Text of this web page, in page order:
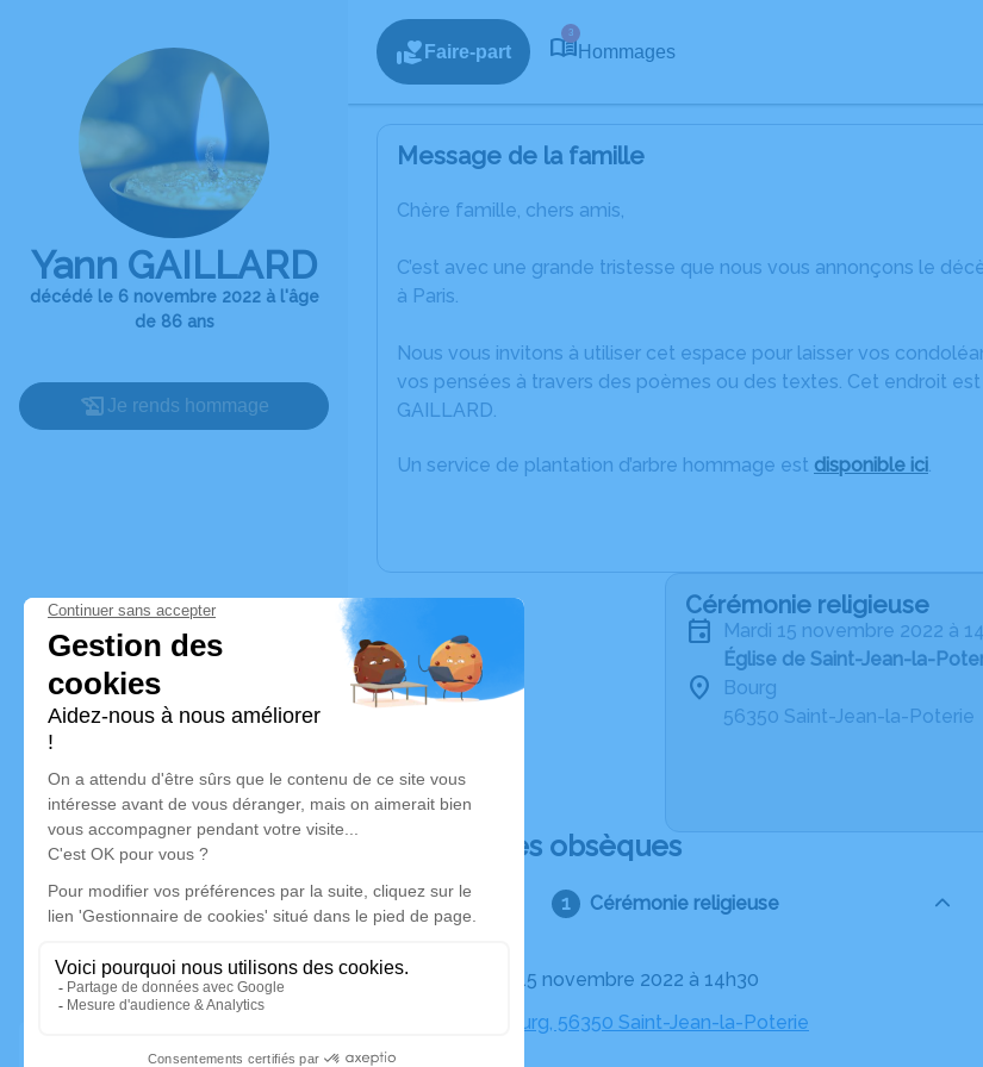
Yann GAILLARD
décédé le 6 novembre 2022 à l'âge
de 86 ans
Je rends hommage
Faire-part
3
Hommages
Message de la famille
Chère famille, chers amis,
C’est avec une grande tristesse que nous vous annonçons le
à Paris.
Nous vous invitons à utiliser cet espace pour laisser vos
vos pensées à travers des poèmes ou des textes. Cet endroit
GAILLARD.
Un service de plantation d’arbre hommage est disponible ici.
Cérémonie religieuse
mardi 15 novembre 2022 à
Église de Saint-Jean-la-
Bourg
56350 Saint-Jean-la-Poterie
Déroulé des obsèques
Cérémonie religieuse
Le mardi 15 novembre 2022 à 14h30
Église, Bourg, 56350 Saint-Jean-la-Poterie